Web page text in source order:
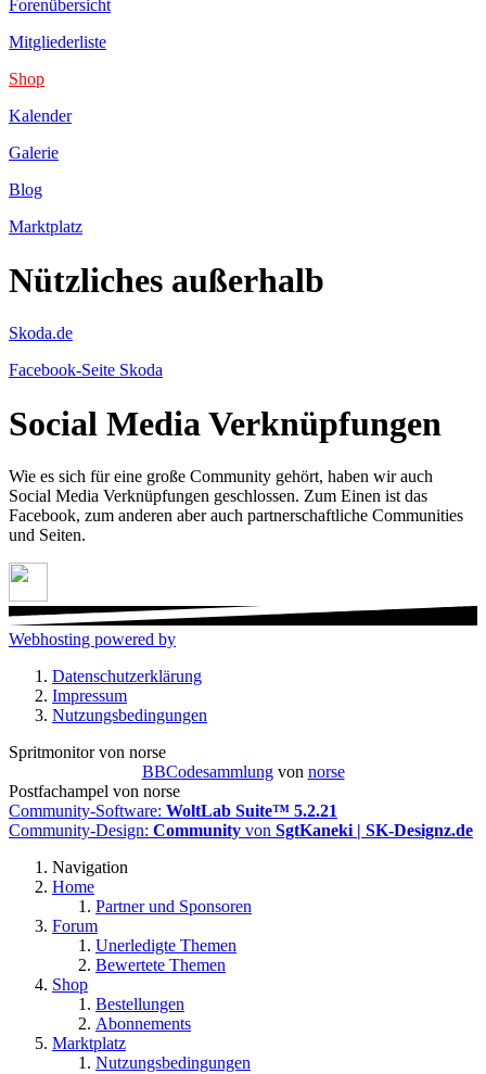
Forenübersicht
Mitgliederliste
Shop
Kalender
Galerie
Blog
Marktplatz
Nützliches außerhalb
Skoda.de
Facebook-Seite Skoda
Social Media Verknüpfungen
Wie es sich für eine große Community gehört, haben wir auch
Social Media Verknüpfungen geschlossen. Zum Einen ist das
Facebook, zum anderen aber auch partnerschaftliche Communities
und Seiten.
Webhosting powered by
Datenschutzerklärung
Impressum
Nutzungsbedingungen
Spritmonitor von norse
BBCodesammlungvon norse
Postfachampel von norse
Community-Software: WoltLab Suite™ 5.2.21
Community-Design: Community von SgtKaneki | SK-Designz.de
Navigation
Home
Partner und Sponsoren
Forum
Unerledigte Themen
Bewertete Themen
Shop
Bestellungen
Abonnements
Marktplatz
Nutzungsbedingungen